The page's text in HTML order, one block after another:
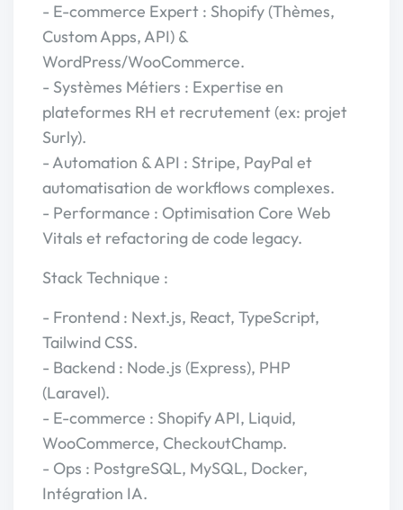
- E-commerce Expert : Shopify (Thèmes,
Custom Apps, API) &
WordPress/WooCommerce.
- Systèmes Métiers : Expertise en
plateformes RH et recrutement (ex: projet
Surly).
- Automation & API : Stripe, PayPal et
automatisation de workflows complexes.
- Performance : Optimisation Core Web
Vitals et refactoring de code legacy.
Stack Technique :
- Frontend : Next.js, React, TypeScript,
Tailwind CSS.
- Backend : Node.js (Express), PHP
(Laravel).
- E-commerce : Shopify API, Liquid,
WooCommerce, CheckoutChamp.
- Ops : PostgreSQL, MySQL, Docker,
Intégration IA.